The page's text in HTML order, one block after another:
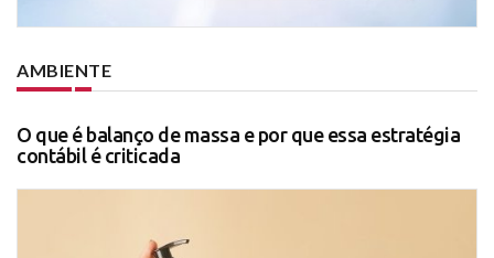
AMBIENTE
O que é balanço de massa e por que essa estratégia
contábil é criticada